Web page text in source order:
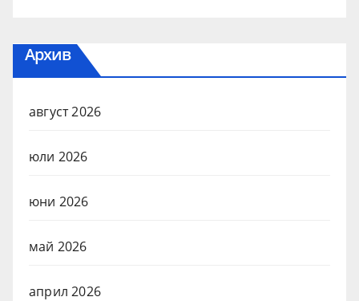
Архив
август 2026
юли 2026
юни 2026
май 2026
април 2026